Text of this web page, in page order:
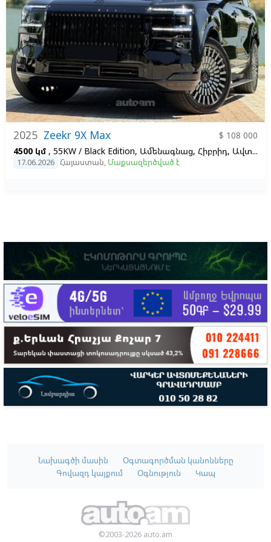
2025 Zeekr 9X Max
$ 108 000
4500 կմ , 55KW / Black Edition, Ամենագնաց, Հիբրիդ, Ավտոմատ, Ձախ,
17.06.2026 Հայաստան, Մաքսազերծված է
Նախագծի մասին
Օգտագործման կանոնները
Գովազդ կայքում
Օգնություն Կապ
©2003-2026 auto.am